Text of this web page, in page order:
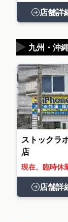
店舗詳
九州・沖
▶
ストックラ
店
現在、臨時休
店舗詳